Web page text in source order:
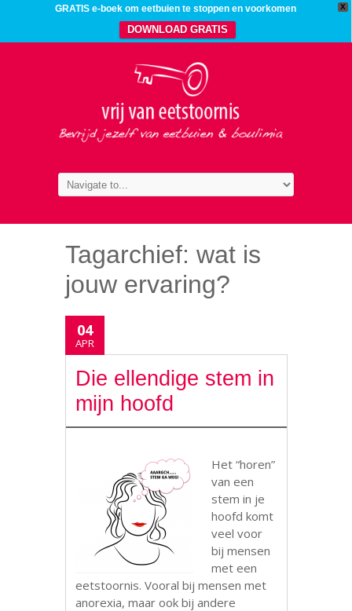
X
GRATIS e-boek om eetbuien te stoppen en voorkomen
DOWNLOAD GRATIS
Tagarchief: wat is
jouw ervaring?
04
APR
Die ellendige stem in
mijn hoofd
Het “horen”
van een
stem in je
hoofd komt
veel voor
bij mensen
met een
eetstoornis. Vooral bij mensen met
anorexia, maar ook bij andere